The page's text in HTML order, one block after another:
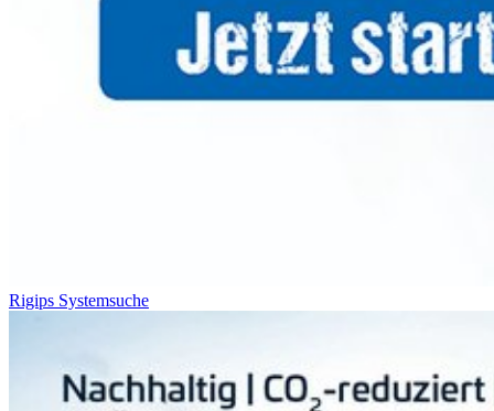
Rigips Systemsuche